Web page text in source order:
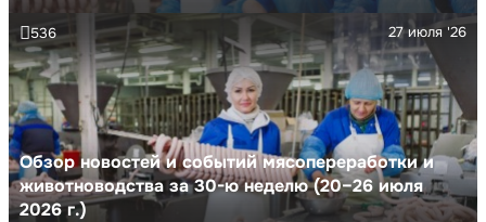
Обзор новостей и событий мясопереработки и
животноводства за 30-ю неделю (20–26 июля
2026 г.)
27 июля '26
536